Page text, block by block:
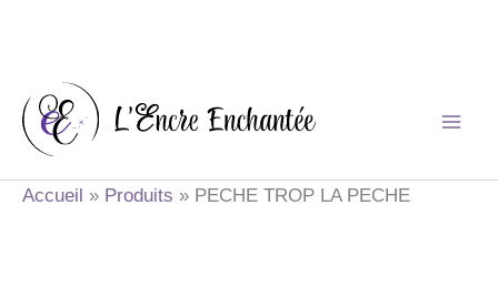
contenu
Accueil Produits PECHE TROP LA PECHE